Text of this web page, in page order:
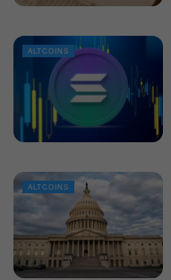
ALTCOINS
ALTCOINS